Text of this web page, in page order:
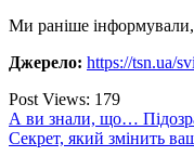
Ми раніше
Джерело: https://tsn.ua/
Post Views: 179
Навигация
А ви знали, що…
Секрет, який змінить